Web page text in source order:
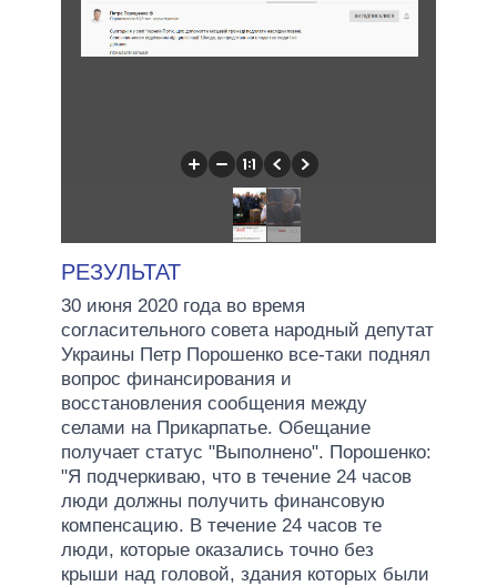
РЕЗУЛЬТАТ
30 июня 2020 года во время
согласительного совета народный депутат
Украины Петр Порошенко все-таки поднял
вопрос финансирования и
восстановления сообщения между
селами на Прикарпатье. Обещание
получает статус "Выполнено". Порошенко:
"Я подчеркиваю, что в течение 24 часов
люди должны получить финансовую
компенсацию. В течение 24 часов те
люди, которые оказались точно без
крыши над головой, здания которых были